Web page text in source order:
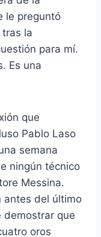
le preguntó
la
para mí.
Es una
que
Pablo Laso
semana
ningún técnico
Messina.
antes del último
demostrar que
oros